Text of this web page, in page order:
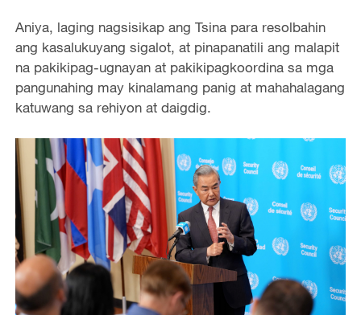
Aniya, laging nagsisikap ang Tsina para resolbahin
ang kasalukuyang sigalot, at pinapanatili ang malapit
na pakikipag-ugnayan at pakikipagkoordina sa mga
pangunahing may kinalamang panig at mahahalagang
katuwang sa rehiyon at daigdig.